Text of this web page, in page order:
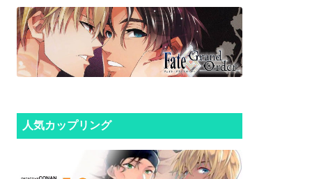
人気カップリング